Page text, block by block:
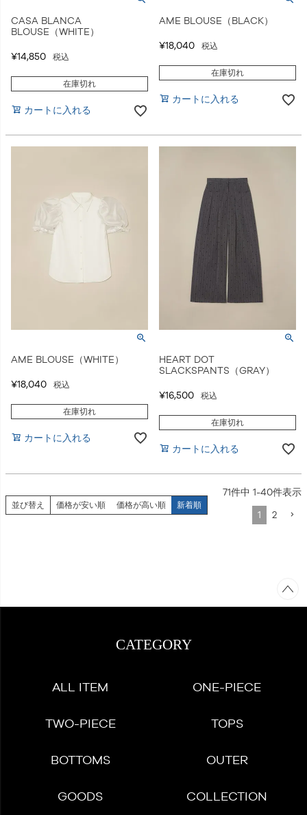
CASA BLANCA
BLOUSE（WHITE）
¥14,850 税込
在庫切れ
カートに入れる
AME BLOUSE（BLACK）
¥18,040 税込
在庫切れ
カートに入れる
AME BLOUSE（WHITE）
¥18,040 税込
在庫切れ
カートに入れる
HEART DOT
SLACKSPANTS（GRAY）
¥16,500 税込
在庫切れ
カートに入れる
並び替え 価格が安い順 価格が高い順 新着順
71件中 1-40件表示
1 2
CATEGORY
ALL ITEM ONE-PIECE
TWO-PIECE TOPS
BOTTOMS OUTER
GOODS COLLECTION